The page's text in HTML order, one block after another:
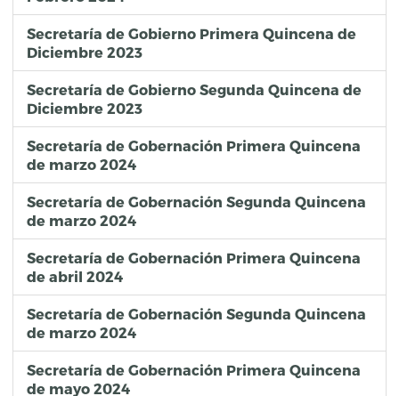
Secretaría de Gobierno Primera Quincena de
Diciembre 2023
Secretaría de Gobierno Segunda Quincena de
Diciembre 2023
Secretaría de Gobernación Primera Quincena
de marzo 2024
Secretaría de Gobernación Segunda Quincena
de marzo 2024
Secretaría de Gobernación Primera Quincena
de abril 2024
Secretaría de Gobernación Segunda Quincena
de marzo 2024
Secretaría de Gobernación Primera Quincena
de mayo 2024